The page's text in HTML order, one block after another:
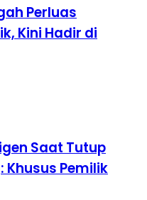
Perluas
Kini Hadir di
Saat Tutup
Pemilik